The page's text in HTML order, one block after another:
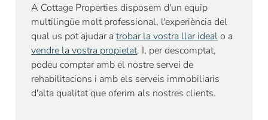
A Cottage Properties disposem d'un equip
multilingüe molt professional, l'experiència del
qual us pot ajudar atrobar la vostra llar idealo a
vendre la vostra propietat. I, per descomptat,
podeu comptar amb el nostre servei de
rehabilitacions i amb els serveis immobiliaris
d'alta qualitat que oferim als nostres clients.